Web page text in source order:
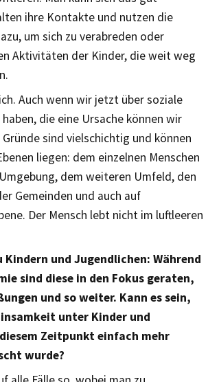
ihre Kontakte und nutzen die
um sich zu verabreden oder
Aktivitäten der Kinder, die weit weg
Auch wenn wir jetzt über soziale
die eine Ursache können wir
sind vielschichtig und können
liegen: dem einzelnen Menschen
dem weiteren Umfeld, den
Gemeinden und auch auf
Der Mensch lebt nicht im luftleeren
Kindern und Jugendlichen: Während
sind diese in den Fokus geraten,
und so weiter. Kann es sein,
unter Kinder und
Zeitpunkt einfach mehr
wurde?